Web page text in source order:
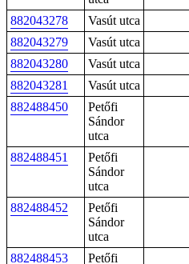
882043278 Vasút utca
882043279
Vasút utca
882043280
Vasút utca
882043281
Vasút utca
882488450
Petőfi
Sándor
utca
882488451
Petőfi
Sándor
utca
882488452
Petőfi
Sándor
utca
882488453 Petőfi